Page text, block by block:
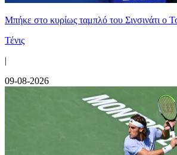
Mπήκε στο κυρίως ταμπλό του Σινσινάτι ο
Τένις
|
09-08-2026